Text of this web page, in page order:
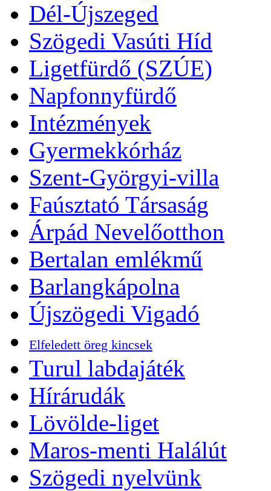
Dél-Újszeged
Szögedi Vasúti Híd
Ligetfürdő (SZÚE)
Napfonnyfürdő
Intézmények
Gyermekkórház
Szent-Györgyi-villa
Faúsztató Társaság
Árpád Nevelőotthon
Bertalan emlékmű
Barlangkápolna
Újszögedi Vigadó
Elfeledett öreg kincsek
Turul labdajáték
Hírárudák
Lövölde-liget
Maros-menti Halálút
Szögedi nyelvünk